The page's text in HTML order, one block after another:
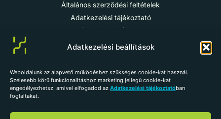
Adatkezelési beállítások
Weboldalunk az alapvető működéshez szükséges cookie-kat használ.
Szélesebb körű funkcionalitáshoz marketing jellegű cookie-kat
engedélyezhetsz, amivel elfogadod az Adatkezelési tájékoztatóban
foglaltakat.
Általános szerződési feltételek
Adatkezelési tájékoztató
Cookie-szabályzat
Impresszum
info@helkem.hu
+36 70 784 98 59